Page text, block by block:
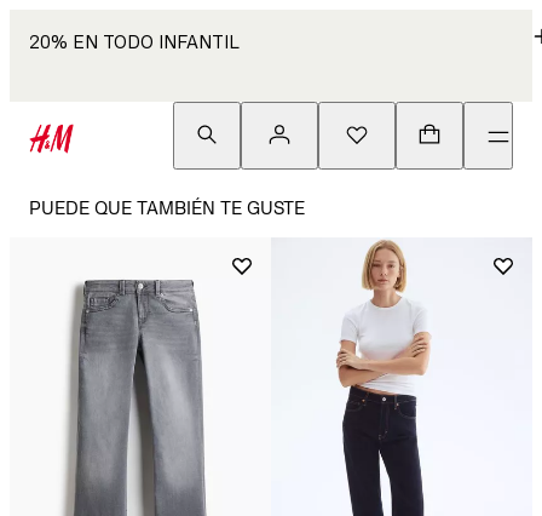
20% EN TODO INFANTIL
PUEDE QUE TAMBIÉN TE GUSTE